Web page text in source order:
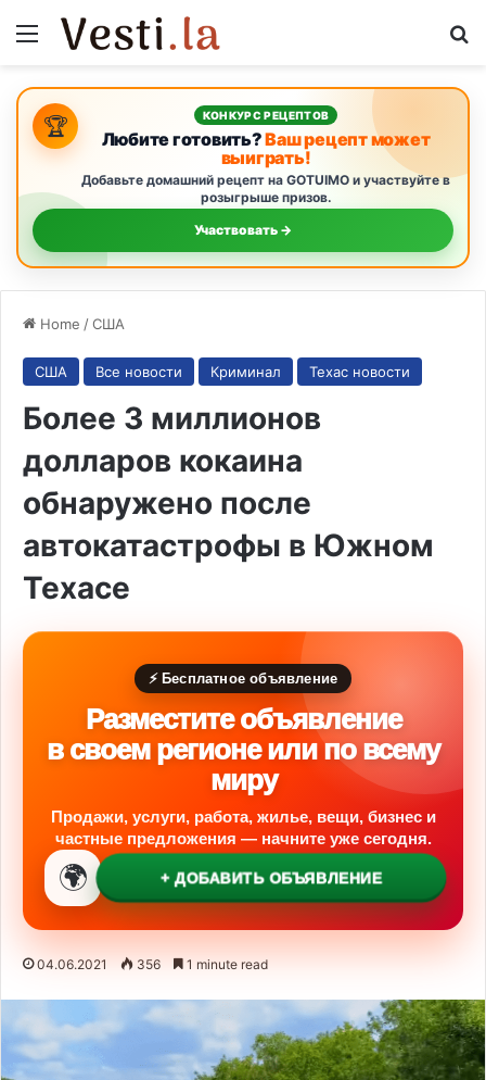
Menu
🏆 КОНКУРС РЕЦЕПТОВ
Любите готовить?Ваш рецепт может
выиграть!
Добавьте домашний рецепт на GOTUIMO и участвуйте в
розыгрыше призов.
Участвовать →
Home /США
США Все новости Криминал Техас новости
Более 3 миллионов
долларов кокаина
обнаружено после
автокатастрофы в Южном
Техасе
⚡ Бесплатное объявление
Разместите объявление
в своем регионе или по всему
миру
Продажи, услуги, работа, жилье, вещи, бизнес и
частные предложения — начните уже сегодня.
🌍 + ДОБАВИТЬ ОБЪЯВЛЕНИЕ
04.06.2021 356 1 minute read